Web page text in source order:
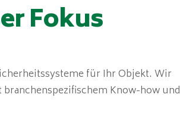
Fokus
für Ihr Objekt. Wir
Know-how und